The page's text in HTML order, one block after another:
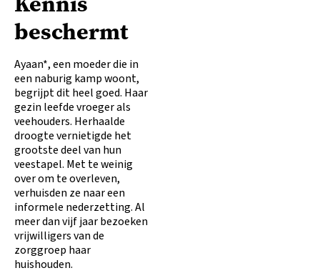
beschermt
Ayaan*, een moeder die in
een naburig kamp woont,
begrijpt dit heel goed. Haar
gezin leefde vroeger als
veehouders. Herhaalde
droogte vernietigde het
grootste deel van hun
veestapel. Met te weinig
over om te overleven,
verhuisden ze naar een
informele nederzetting. Al
meer dan vijf jaar bezoeken
vrijwilligers van de
zorggroep haar
huishouden.